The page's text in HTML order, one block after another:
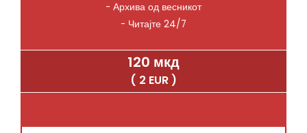
- Архива од весникот
- Читајте 24/7
120 мкд
( 2 EUR )